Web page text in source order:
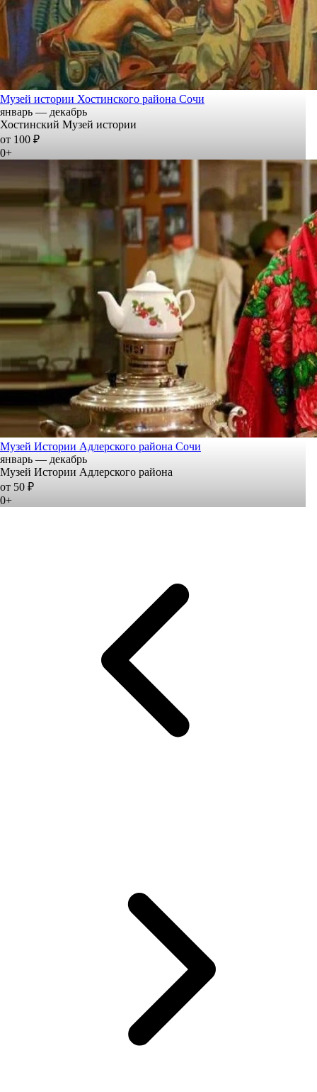
Музей истории Хостинского района Сочи
январь — декабрь
Хостинский Музей истории
от 100 ₽
0+
Музей Истории Адлерского района Сочи
январь — декабрь
Музей Истории Адлерского района
от 50 ₽
0+